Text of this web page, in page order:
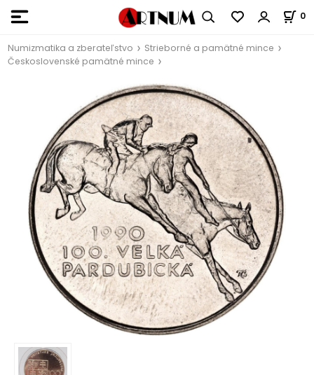
0
Numizmatika a zberateľstvo
Strieborné a pamätné mince
Československé pamätné mince